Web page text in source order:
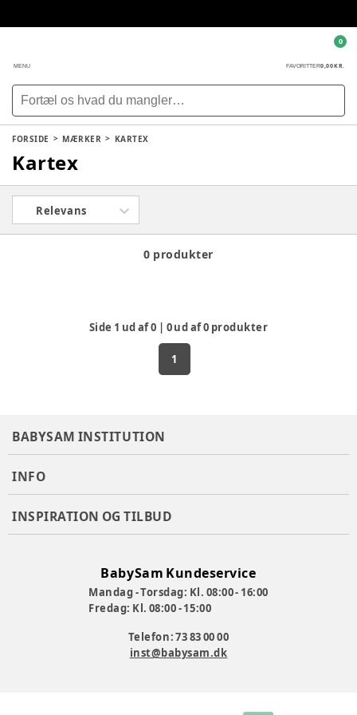
MENU FAVORITTER0,00 KR.
0
FORSIDE MÆRKER KARTEX
Kartex
Relevans
0 produkter
Side 1 ud af0 0ud af0 produkter
1
BABYSAM INSTITUTION
INFO
INSPIRATION OG TILBUD
BabySam Kundeservice
Mandag - Torsdag: Kl. 08:00 - 16:00
Fredag: Kl. 08:00 - 15:00
Telefon: 73 83 00 00
inst@babysam.dk